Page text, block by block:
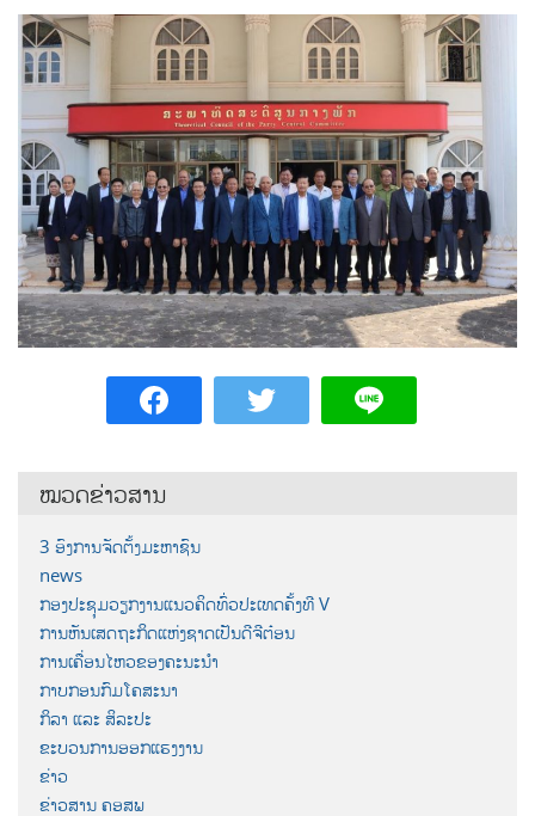
ໝວດຂ່າວສານ
3 ອົງການຈັດຕັ້ງມະຫາຊົນ
news
ກອງປະຊຸມວຽກງານແນວຄິດທົ່ວປະເທດຄັ້ງທີ V
ການຫັນເສດຖະກິດແຫ່ງຊາດເປັນດີຈີຕ໋ອນ
ການເຄື່ອນໄຫວຂອງຄະນະນຳ
ກາບກອນກົມໂຄສະນາ
ກິລາ ແລະ ສິລະປະ
ຂະບວນການອອກແຮງງານ
ຂ່າວ
ຂ່າວສານ ຄອສພ